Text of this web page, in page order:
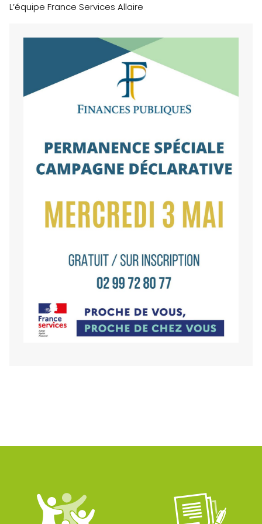
L’équipe France Services Allaire